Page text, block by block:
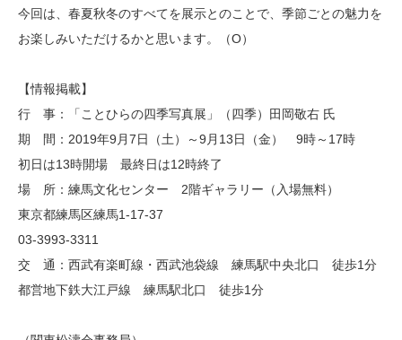
今回は、春夏秋冬のすべてを展示とのことで、季節ごとの魅力を
お楽しみいただけるかと思います。（O）
【情報掲載】
行 事：「ことひらの四季写真展」（四季）田岡敬右 氏
期 間：2019年9月7日（土）～9月13日（金） 9時～17時
初日は13時開場 最終日は12時終了
場 所：練馬文化センター 2階ギャラリー（入場無料）
東京都練馬区練馬1-17-37
03-3993-3311
交 通：西武有楽町線・西武池袋線 練馬駅中央北口 徒歩1分
都営地下鉄大江戸線 練馬駅北口 徒歩1分